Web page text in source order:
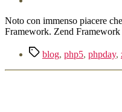
Noto con immenso piacere
Framework. Zend
Tagblog, php5, phpday,